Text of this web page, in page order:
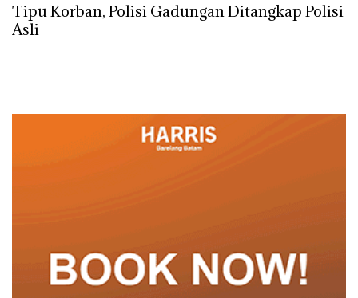
Tipu Korban, Polisi Gadungan Ditangkap Polisi
Asli